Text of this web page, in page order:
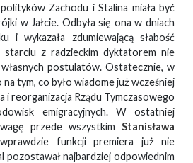
Zachodu i Stalina miała być
w Jałcie. Odbyła się ona w dniach
wykazała zdumiewającą słabość
z radzieckim dyktatorem nie
postulatów. Ostatecznie, w
tym, co było wiadome już wcześniej
i reorganizacja Rządu Tymczasowego
emigracyjnych. W ostatniej
przede wszystkim Stanisława
funkcji premiera już nie
pozostawał najbardziej odpowiednim